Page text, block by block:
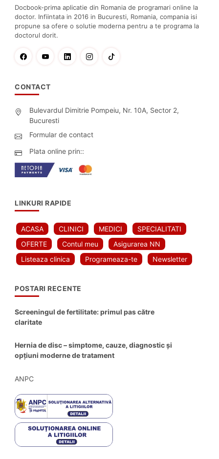
Docbook-prima aplicatie din Romania de programari online la
doctor. Infiintata in 2016 in Bucuresti, Romania, compania isi
propune sa ofere o solutie moderna pentru a te programa la
doctorul dorit.
CONTACT
Bulevardul Dimitrie Pompeiu, Nr. 10A, Sector 2,
Bucuresti
Formular de contact
Plata online prin::
LINKURI RAPIDE
ACASA CLINICI MEDICI
SPECIALITATI
OFERTE
Contul meu
Asigurarea NN
Listeaza clinica
Programeaza-te Newsletter
POSTARI RECENTE
Screeningul de fertilitate: primul pas către
claritate
Hernia de disc – simptome, cauze, diagnostic și
opțiuni moderne de tratament
ANPC